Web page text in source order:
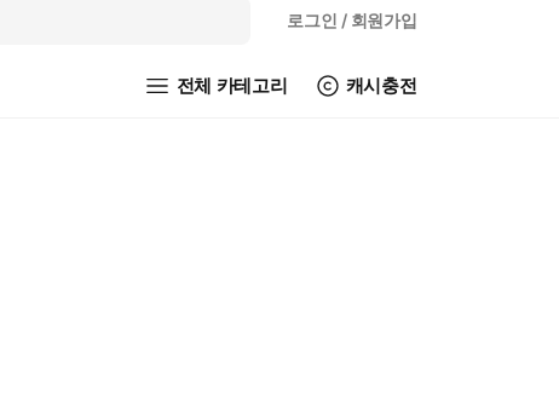
로그인 / 회원가입
전체 카테고리 캐시충전